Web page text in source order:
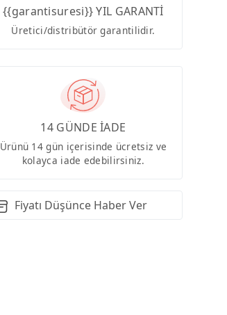
{{garantisuresi}} YIL GARANTİ
Üretici/distribütör garantilidir.
14 GÜNDE İADE
Ürünü 14 gün içerisinde ücretsiz ve
kolayca iade edebilirsiniz.
Fiyatı Düşünce Haber Ver